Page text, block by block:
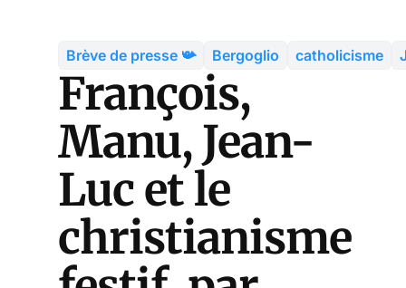
Brève de presse 📯 Bergoglio catholicisme
François,
Manu, Jean-
Luc et le
christianisme